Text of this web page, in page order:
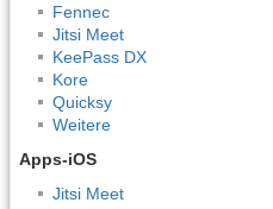
Fennec
Jitsi Meet
KeePass DX
Kore
Quicksy
Weitere
Apps-iOS
Jitsi Meet